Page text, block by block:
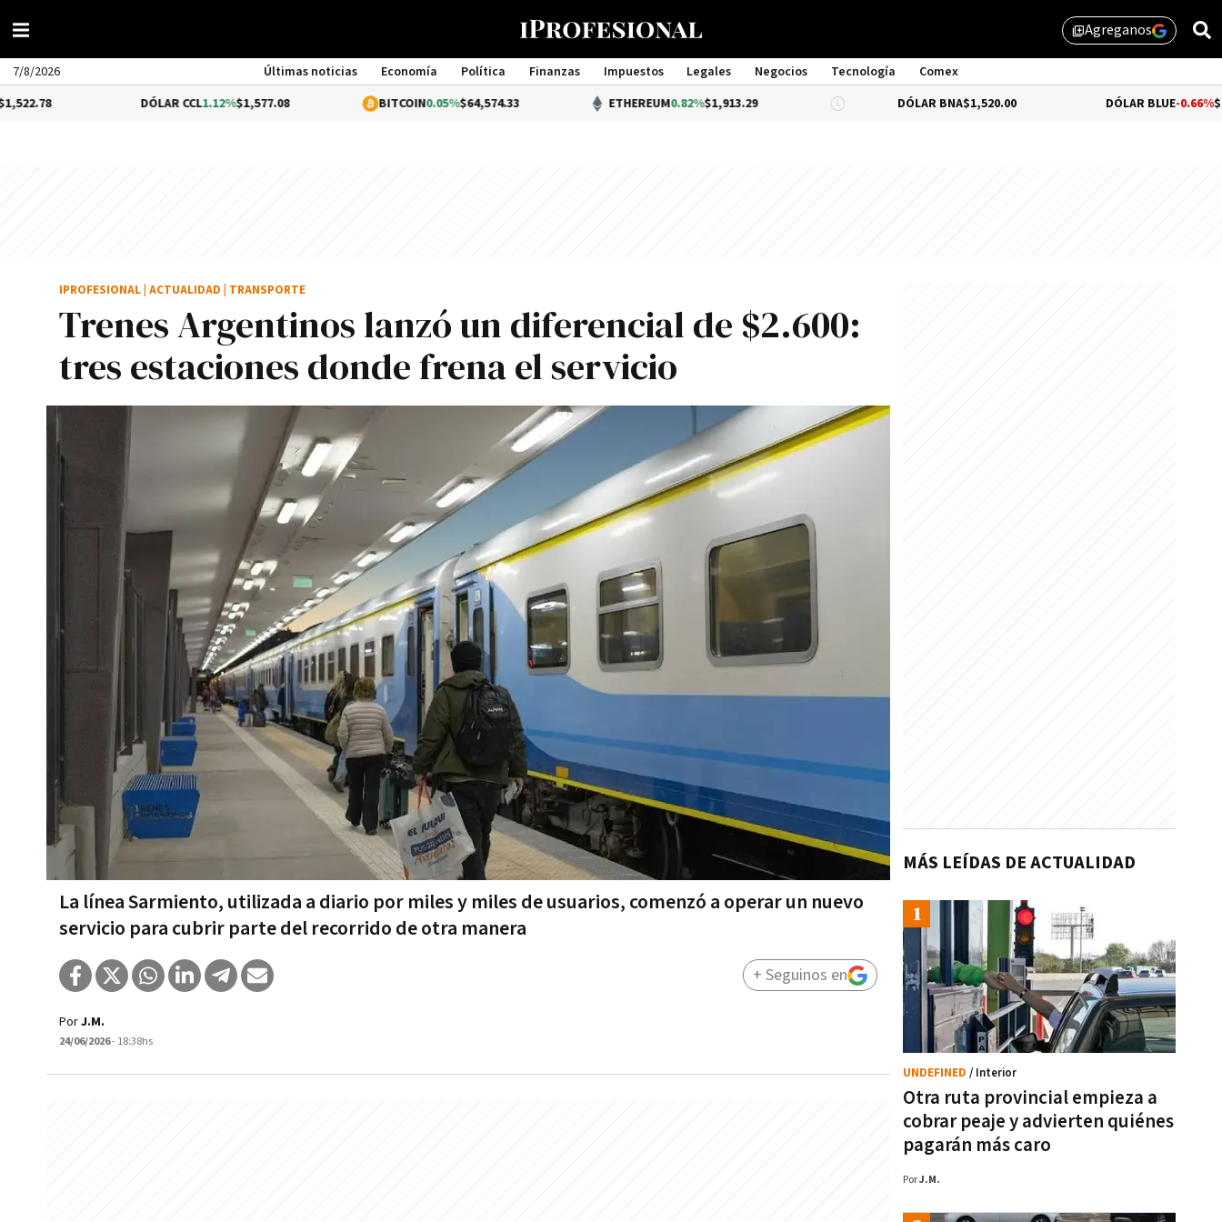
library_addAgreganos
7/8/2026 Últimas noticias Economía Política Finanzas Impuestos Legales Negocios Tecnología
Comex
Management
1.12%$1,577.08 0.05%$64,574.33 ETHEREUM0.82%$1,913.29 DÓLAR BNA $1,520.00 -0.66%$1,530.00
Trenes Argentinos lanzó un diferencial de $2.600:
tres estaciones donde frena el servicio
La línea Sarmiento, utilizada a diario por miles y miles de usuarios, comenzó a operar un nuevo
servicio para cubrir parte del recorrido de otra manera
IPROFESIONAL ACTUALIDAD TRANSPORTE
PorJ.M.
24/06/2026- 18:38hs
+ Seguinos en
MÁS LEÍDAS DE ACTUALIDAD
Otra ruta provincial empieza a
cobrar peaje y advierten quiénes
pagarán más caro
UNDEFINED / Interior
PorJ.M.